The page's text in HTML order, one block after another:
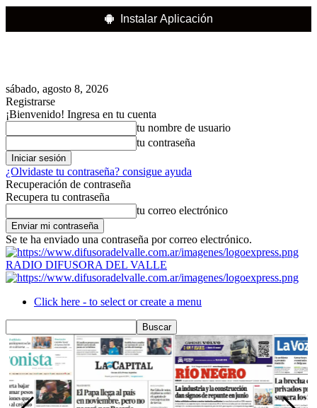
Instalar Aplicación
sábado, agosto 8, 2026
Registrarse
¡Bienvenido! Ingresa en tu cuenta
tu nombre de usuario
tu contraseña
¿Olvidaste tu contraseña? consigue ayuda
Recuperación de contraseña
Recupera tu contraseña
tu correo electrónico
Se te ha enviado una contraseña por correo electrónico.
RADIO DIFUSORA DEL VALLE
Click here - to select or create a menu